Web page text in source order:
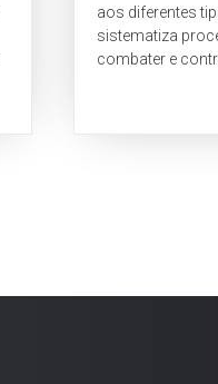
aos diferentes
sistematiza
combater e